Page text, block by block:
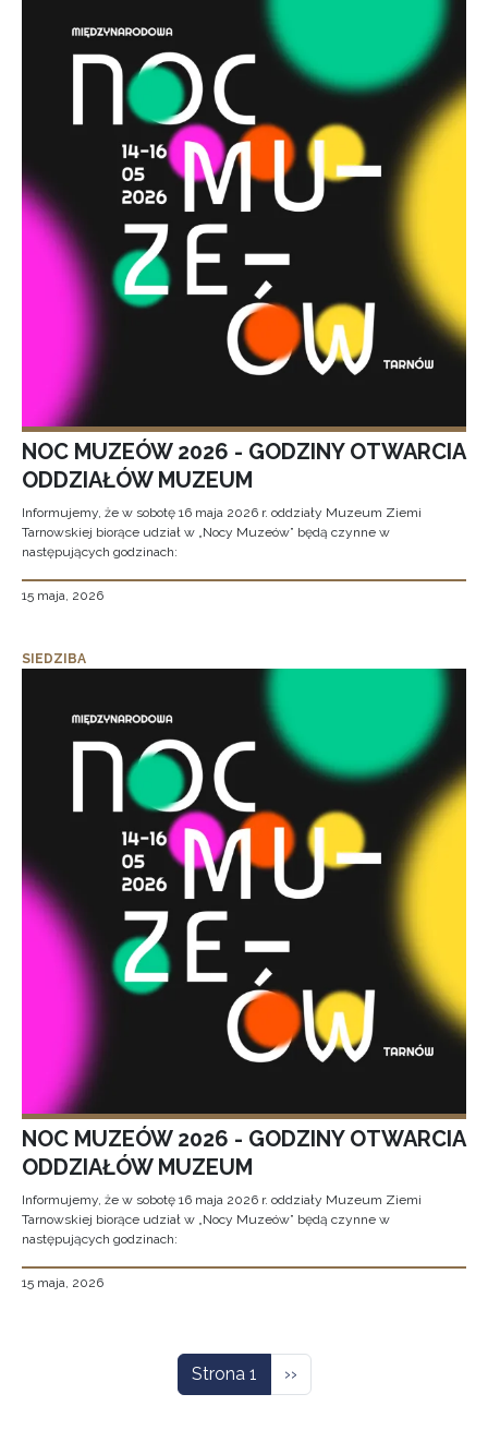
NOC MUZEÓW 2026 - GODZINY OTWARCIA
ODDZIAŁÓW MUZEUM
Informujemy, że w sobotę 16 maja 2026 r. oddziały Muzeum Ziemi
Tarnowskiej biorące udział w „Nocy Muzeów” będą czynne w
następujących godzinach:
15 maja, 2026
SIEDZIBA
NOC MUZEÓW 2026 - GODZINY OTWARCIA
ODDZIAŁÓW MUZEUM
Informujemy, że w sobotę 16 maja 2026 r. oddziały Muzeum Ziemi
Tarnowskiej biorące udział w „Nocy Muzeów” będą czynne w
następujących godzinach:
15 maja, 2026
Strona 1 Następna strona
››